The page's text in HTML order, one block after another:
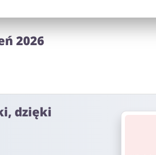
Zdrowie i uroda
2026
dzięki